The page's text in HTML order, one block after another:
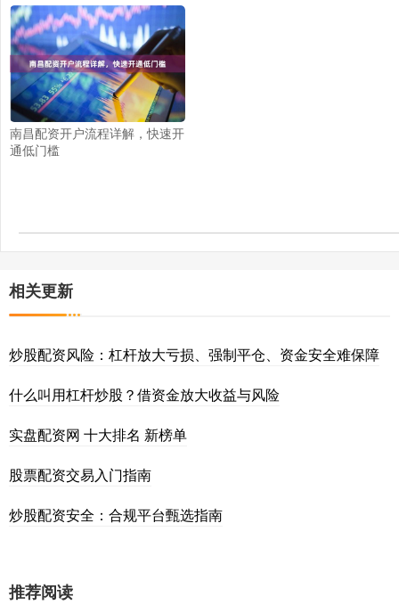
南昌配资开户流程详解，快速开
通低门槛
相关更新
炒股配资风险：杠杆放大亏损、强制平仓、资金安全难保障
什么叫用杠杆炒股？借资金放大收益与风险
实盘配资网 十大排名 新榜单
股票配资交易入门指南
炒股配资安全：合规平台甄选指南
推荐阅读